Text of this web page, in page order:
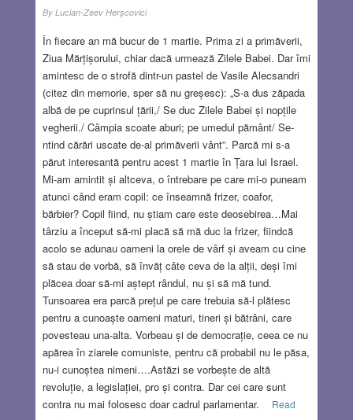
By Lucian-Zeev Herşcovici
În fiecare an mă bucur de 1 martie. Prima zi a primăverii,
Ziua Mărțișorului, chiar dacă urmează Zilele Babei. Dar îmi
amintesc de o strofă dintr-un pastel de Vasile Alecsandri
(citez din memorie, sper să nu greșesc): „S-a dus zăpada
albă de pe cuprinsul țării,/ Se duc Zilele Babei și nopțile
vegherii./ Câmpia scoate aburi; pe umedul pământ/ Se-
ntind cărări uscate de-al primăverii vânt”. Parcă mi s-a
părut interesantă pentru acest 1 martie în Țara lui Israel.
Mi-am amintit și altceva, o întrebare pe care mi-o puneam
atunci când eram copil: ce înseamnă frizer, coafor,
bărbier? Copil fiind, nu știam care este deosebirea…Mai
târziu a început să-mi placă să mă duc la frizer, fiindcă
acolo se adunau oameni la orele de vârf și aveam cu cine
să stau de vorbă, să învăț câte ceva de la alții, deși îmi
plăcea doar să-mi aștept rândul, nu și să mă tund.
Tunsoarea era parcă prețul pe care trebuia să-l plătesc
pentru a cunoaște oameni maturi, tineri și bătrâni, care
povesteau una-alta. Vorbeau și de democrație, ceea ce nu
apărea în ziarele comuniste, pentru că probabil nu le păsa,
nu-i cunoștea nimeni….Astăzi se vorbește de altă
revoluție, a legislației, pro și contra. Dar cei care sunt
contra nu mai folosesc doar cadrul parlamentar.
Read